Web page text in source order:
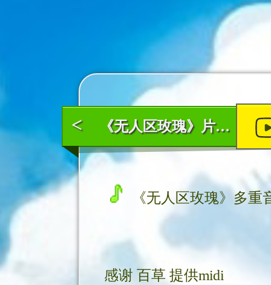
《无人区玫瑰》片段(多重音版本)
<
《无人区玫瑰》多重
感谢 百草 提供midi